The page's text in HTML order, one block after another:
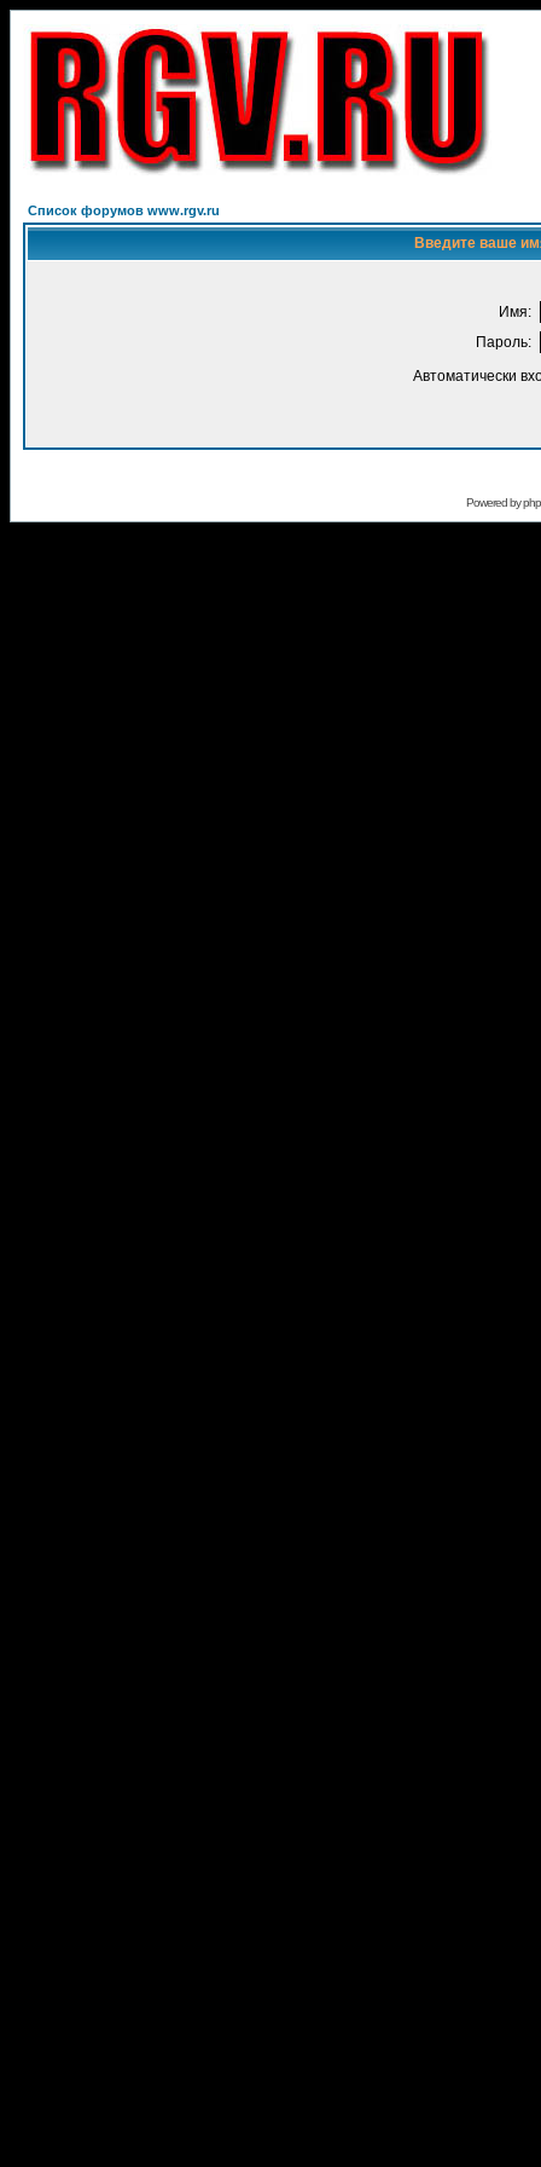
Список форумов www.rgv.ru
Введите ваше
Имя:
Пароль:
Автоматически
Powered by